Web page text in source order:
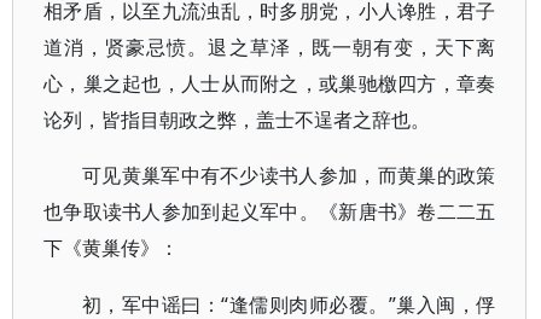
相矛盾，以至九流浊乱，时多朋党，小人谗胜，君子
道消，贤豪忌愤。退之草泽，既一朝有变，天下离
心，巢之起也，人士从而附之，或巢驰檄四方，章奏
论列，皆指目朝政之弊，盖士不逞者之辞也。
可见黄巢军中有不少读书人参加，而黄巢的政策
也争取读书人参加到起义军中。《新唐书》卷二二五
下《黄巢传》：
初，军中谣曰：“逢儒则肉师必覆。”巢入闽，俘